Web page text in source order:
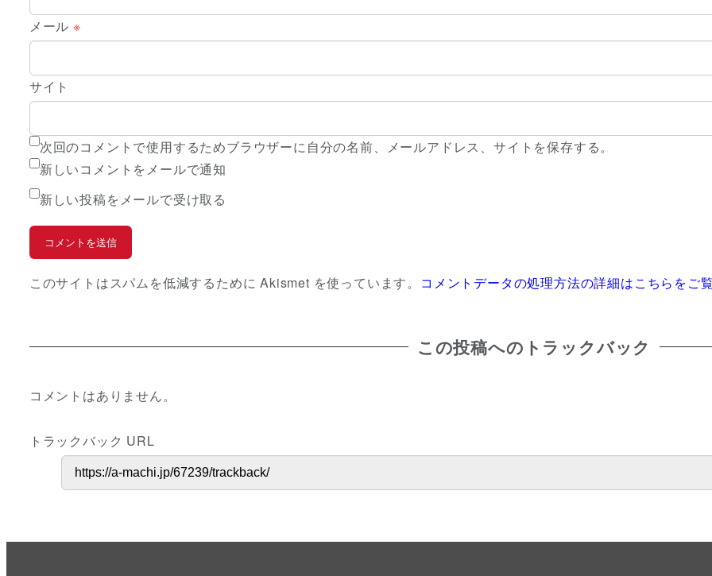
メール ※
サイト
次回のコメントで使用するためブラウザーに自分の名前、メールアドレス、サイトを保存する。
新しいコメントをメールで通知
新しい投稿をメールで受け取る
このサイトはスパムを低減するために Akismet を使っています。 コメントデータの処理方法の詳細はこちらをご
この投稿へのトラックバック
コメントはありません。
トラックバック URL